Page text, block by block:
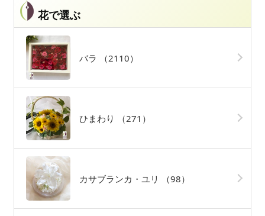
花で選ぶ
バラ （2110）
ひまわり （271）
カサブランカ・ユリ （98）